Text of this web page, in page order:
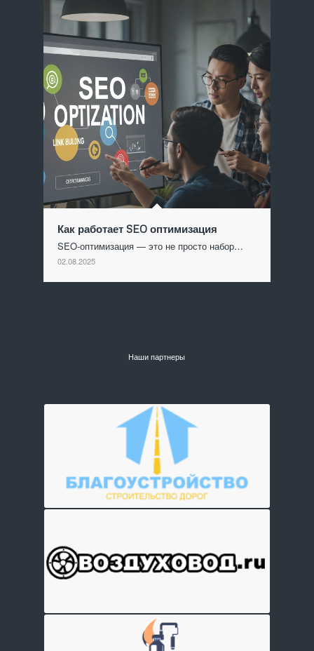
Как работает SEO оптимизация
SEO-оптимизация — это не просто набор…
02.08.2025
Наши партнеры